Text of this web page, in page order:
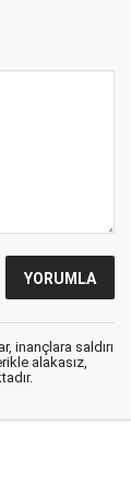
inançlara saldırı
alakasız,